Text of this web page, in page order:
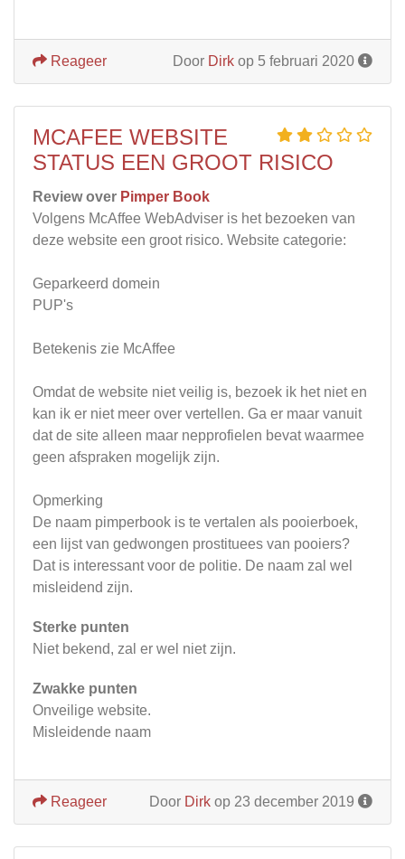
Door Dirk op 5 februari 2020
Reageer
MCAFEE WEBSITE
STATUS EEN GROOT RISICO
Review over Pimper Book
Volgens McAffee WebAdviser is het bezoeken van
deze website een groot risico. Website categorie:
Geparkeerd domein
PUP's
Betekenis zie McAffee
Omdat de website niet veilig is, bezoek ik het niet en
kan ik er niet meer over vertellen. Ga er maar vanuit
dat de site alleen maar nepprofielen bevat waarmee
geen afspraken mogelijk zijn.
Opmerking
De naam pimperbook is te vertalen als pooierboek,
een lijst van gedwongen prostituees van pooiers?
Dat is interessant voor de politie. De naam zal wel
misleidend zijn.
Sterke punten
Niet bekend, zal er wel niet zijn.
Zwakke punten
Onveilige website.
Misleidende naam
Door Dirk op 23 december 2019
Reageer